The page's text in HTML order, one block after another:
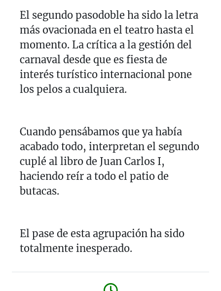
El segundo pasodoble ha sido la letra
más ovacionada en el teatro hasta el
momento. La crítica a la gestión del
carnaval desde que es fiesta de
interés turístico internacional pone
los pelos a cualquiera.
Cuando pensábamos que ya había
acabado todo, interpretan el segundo
cuplé al libro de Juan Carlos I,
haciendo reír a todo el patio de
butacas.
El pase de esta agrupación ha sido
totalmente inesperado.